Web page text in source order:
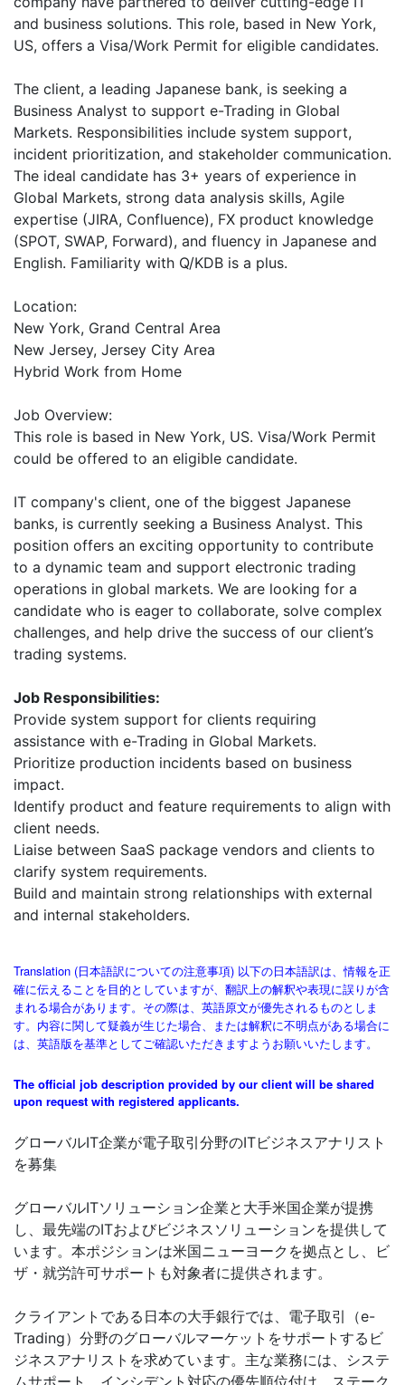
and business solutions. This role, based in New York,
US, offers a Visa/Work Permit for eligible candidates.
The client, a leading Japanese bank, is seeking a
Business Analyst to support e-Trading in Global
Markets. Responsibilities include system support,
incident prioritization, and stakeholder communication.
The ideal candidate has 3+ years of experience in
Global Markets, strong data analysis skills, Agile
expertise (JIRA, Confluence), FX product knowledge
(SPOT, SWAP, Forward), and fluency in Japanese and
English. Familiarity with Q/KDB is a plus.
Location:
New York, Grand Central Area
New Jersey, Jersey City Area
Hybrid Work from Home
Job Overview:
This role is based in New York, US. Visa/Work Permit
could be offered to an eligible candidate.
IT company's client, one of the biggest Japanese
banks, is currently seeking a Business Analyst. This
position offers an exciting opportunity to contribute
to a dynamic team and support electronic trading
operations in global markets. We are looking for a
candidate who is eager to collaborate, solve complex
challenges, and help drive the success of our client’s
trading systems.
Job Responsibilities:
Provide system support for clients requiring
assistance with e-Trading in Global Markets.
Prioritize production incidents based on business
impact.
Identify product and feature requirements to align with
client needs.
Liaise between SaaS package vendors and clients to
clarify system requirements.
Build and maintain strong relationships with external
and internal stakeholders.
Translation (日本語訳についての注意事項) 以下の日本語訳は、情報を正
確に伝えることを目的としていますが、翻訳上の解釈や表現に誤りが含
まれる場合があります。その際は、英語原文が優先されるものとしま
す。内容に関して疑義が生じた場合、または解釈に不明点がある場合に
は、英語版を基準としてご確認いただきますようお願いいたします。
The official job description provided by our client will be shared
upon request with registered applicants.
グローバルIT企業が電子取引分野のITビジネスアナリスト
を募集
グローバルITソリューション企業と大手米国企業が提携
し、最先端のITおよびビジネスソリューションを提供して
います。本ポジションは米国ニューヨークを拠点とし、ビ
ザ・就労許可サポートも対象者に提供されます。
クライアントである日本の大手銀行では、電子取引（e-
Trading）分野のグローバルマーケットをサポートするビ
ジネスアナリストを求めています。主な業務には、システ
ムサポート、インシデント対応の優先順位付け、ステーク